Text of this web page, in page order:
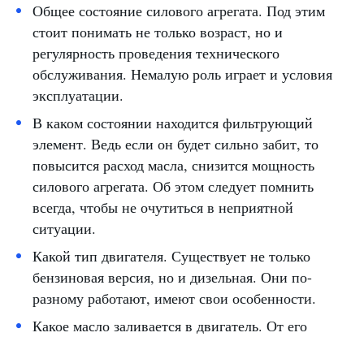
Общее состояние силового агрегата. Под этим
стоит понимать не только возраст, но и
регулярность проведения технического
обслуживания. Немалую роль играет и условия
эксплуатации.
В каком состоянии находится фильтрующий
элемент. Ведь если он будет сильно забит, то
повысится расход масла, снизится мощность
силового агрегата. Об этом следует помнить
всегда, чтобы не очутиться в неприятной
ситуации.
Какой тип двигателя. Существует не только
бензиновая версия, но и дизельная. Они по-
разному работают, имеют свои особенности.
Какое масло заливается в двигатель. От его